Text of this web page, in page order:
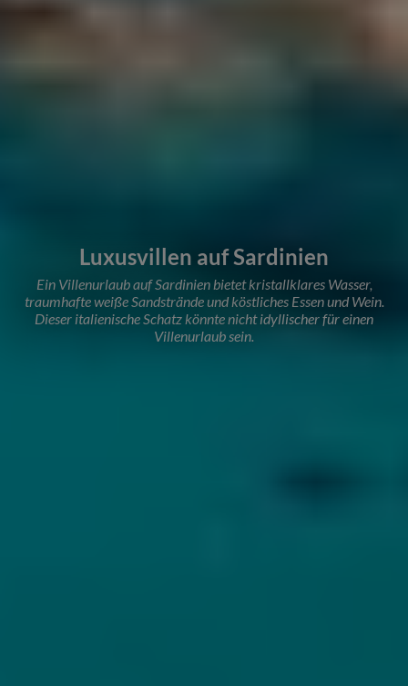
Luxusvillen auf Sardinien
Ein Villenurlaub auf Sardinien bietet kristallklares Wasser,
traumhafte weiße Sandstrände und köstliches Essen und Wein.
Dieser italienische Schatz könnte nicht idyllischer für einen
Villenurlaub sein.